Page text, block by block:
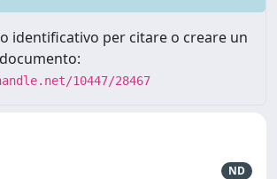
identificativo per citare o creare un
10447/28467
ND